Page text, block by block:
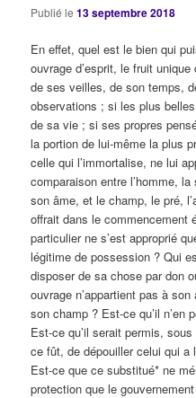
Publié le13 septembre 2018
En effet, quel est le bien qui
ouvrage d’esprit, le fruit
de ses veilles, de son temps,
observations ; si les plus
de sa vie ; si ses propres
la portion de lui-même la plus
celle qui l’immortalise, ne lui
comparaison entre l’homme,
son âme, et le champ, le pré,
offrait dans le commencement
particulier ne s’est approprié
légitime de possession ? Qui
disposer de sa chose par don
ouvrage n’appartient pas à
son champ ? Est-ce qu’il n’en
Est-ce qu’il serait permis,
ce fût, de dépouiller celui qui
Est-ce que ce substitué* ne
protection que le